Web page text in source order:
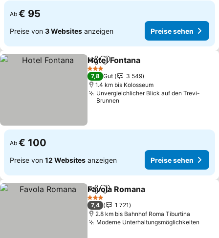
Ab € 95
Preise von 3 Websites anzeigen Preise sehen
TeilenZu Favoriten hinzufügen
Hotel Fontana
3 Sterne
7,8 Gut
3 549
1.4 km bis Kolosseum
Unvergleichlicher Blick auf den Trevi-
Brunnen
Ab € 100
Preise von 12 Websites anzeigen Preise sehen
TeilenZu Favoriten hinzufügen
Favola Romana
3 Sterne
7,4
1 721
2.8 km bis Bahnhof Roma Tiburtina
Moderne Unterhaltungsmöglichkeiten